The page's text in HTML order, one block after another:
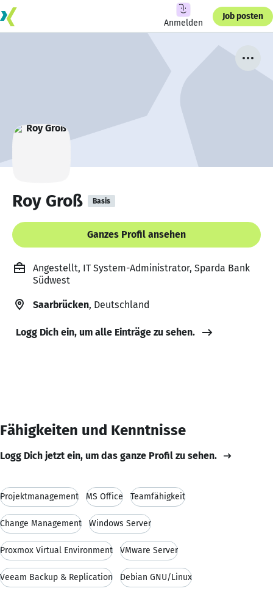
Anmelden
Job posten
Roy Groß Basis
Ganzes Profil ansehen
Angestellt, IT System-Administrator, Sparda Bank
Südwest
Saarbrücken, Deutschland
Logg Dich ein, um alle Einträge zu sehen.
Fähigkeiten und Kenntnisse
Logg Dich jetzt ein, um das ganze Profil zu sehen.
Projektmanagement MS Office Teamfähigkeit
Change Management Windows Server
Proxmox Virtual Environment VMware Server
Veeam Backup & Replication Debian GNU/Linux